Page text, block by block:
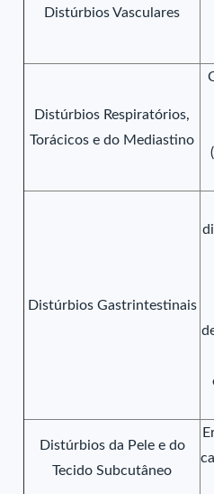
Distúrbios Vasculares
Distúrbios Respiratórios,
Torácicos e do Mediastino
Distúrbios Gastrintestinais
Distúrbios da Pele e do
Tecido Subcutâneo